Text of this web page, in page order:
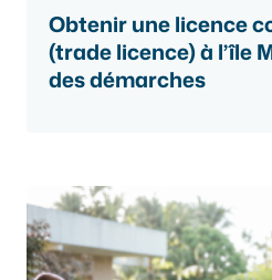
Obtenir une licence
(trade licence) à l’île
des démarches